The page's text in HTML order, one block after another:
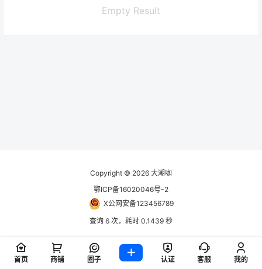
Empty Result
Copyright © 2026 大潮咖
鄂ICP备16020046号-2
X公网安备123456789
查询 6 次，耗时 0.1439 秒
首页 商铺 圈子 认证 客服 我的